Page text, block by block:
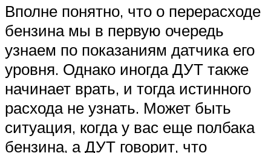
Вполне понятно, что о перерасходе
бензина мы в первую очередь
узнаем по показаниям датчика его
уровня. Однако иногда ДУТ также
начинает врать, и тогда истинного
расхода не узнать. Может быть
ситуация, когда у вас еще полбака
бензина, а ДУТ говорит, что